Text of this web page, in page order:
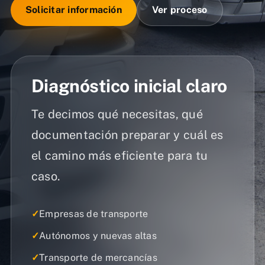
Solicitar información Ver proceso
Diagnóstico inicial claro
Te decimos qué necesitas, qué
documentación preparar y cuál es
el camino más eficiente para tu
caso.
✓Empresas de transporte
✓Autónomos y nuevas altas
✓Transporte de mercancías